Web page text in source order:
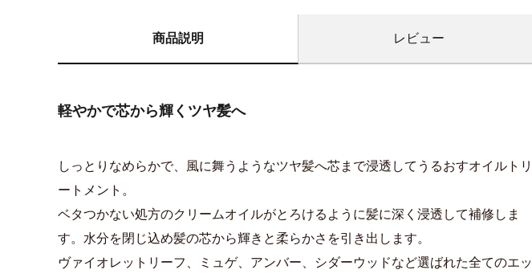
商品説明 レビュー
軽やかで芯から輝くツヤ髪へ
しっとりなめらかで、風に舞うようなツヤ髪へ芯まで浸透してうるおすオイルトリ
ートメント。
ベタつかない処方のクリームオイルがとろけるように髪に深く浸透して補修しま
す。水分を閉じ込め髪の芯から輝きと柔らかさを引き出します。
ヴァイオレットリーフ、ミュゲ、アンバー、シダーウッドなど選ばれた全てのエッ